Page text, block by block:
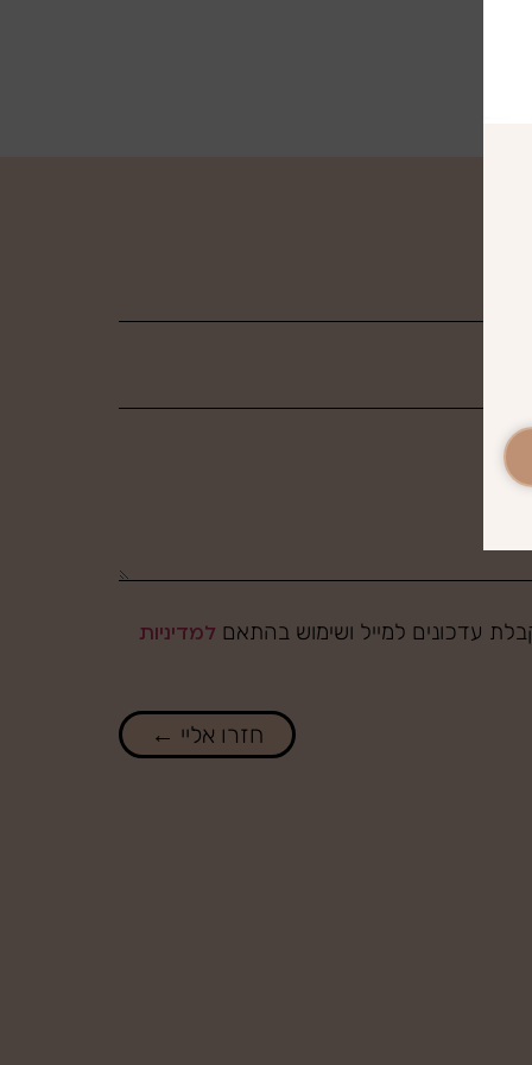
עדכונים למייל ושימוש בהתאם למדיניות
חזרו אליי ←